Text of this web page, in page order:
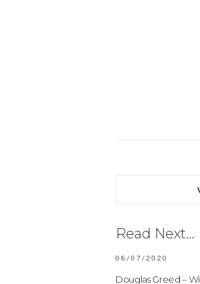
Read Next...
08/07/2020
Douglas Greed –